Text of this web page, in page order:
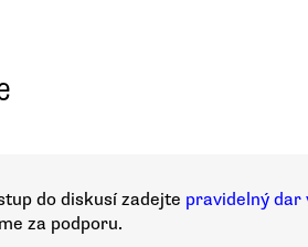
do diskusí zadejte pravidelný dar
za podporu.